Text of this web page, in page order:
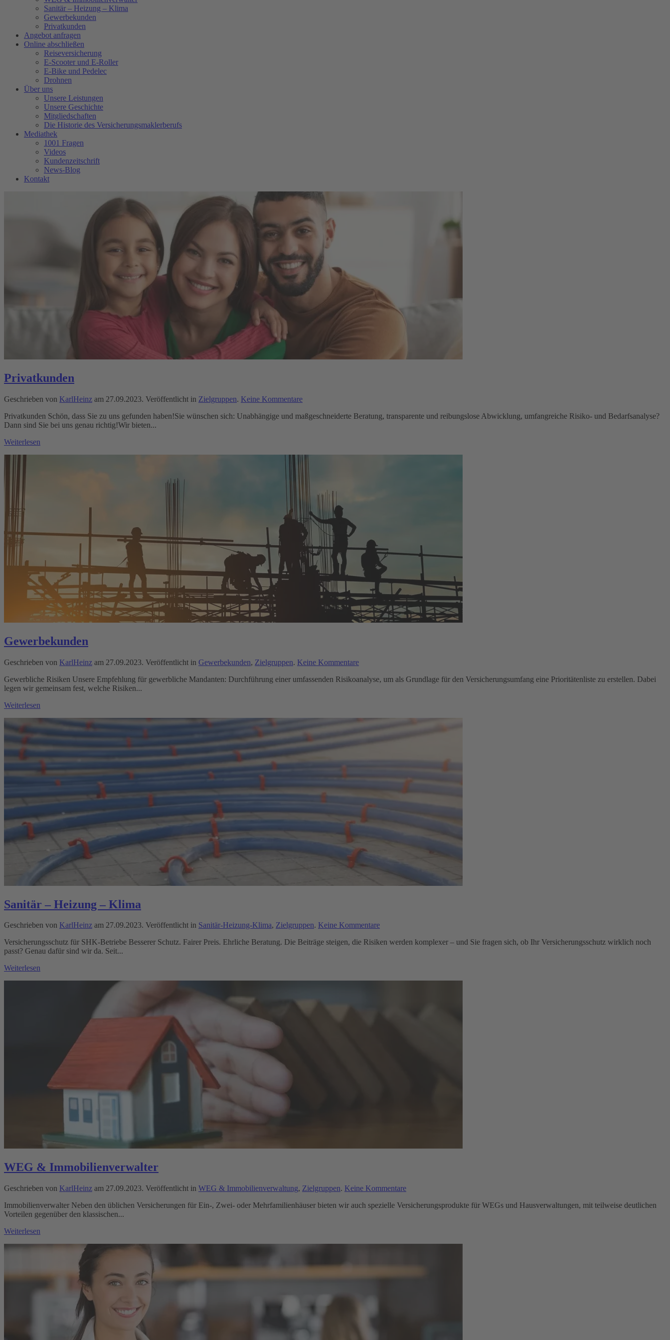
Sanitär – Heizung – Klima
Gewerbekunden
Privatkunden
Angebot anfragen
Online abschließen
Reiseversicherung
E-Scooter und E-Roller
E-Bike und Pedelec
Drohnen
Über uns
Unsere Leistungen
Unsere Geschichte
Mitgliedschaften
Die Historie des Versicherungsmaklerberufs
Mediathek
1001 Fragen
Videos
Kundenzeitschrift
News-Blog
Kontakt
Privatkunden
Geschrieben von KarlHeinz am 27.09.2023. Veröffentlicht in Zielgruppen. Keine Kommentarezu
Privatkunden Schön, dass Sie zu uns gefunden haben!Sie wünschen sich: Unabhängige und maßgeschneiderte Beratung, transparente und reibungslose Abwicklung, umfangreiche Risiko- und Bedarfsanalyse?
Dann sind Sie bei uns genau richtig!Wir bieten...
Weiterlesen
Gewerbekunden
Geschrieben von KarlHeinz am 27.09.2023. Veröffentlicht in Gewerbekunden, Zielgruppen. Keine Kommentarezu
Gewerbliche Risiken Unsere Empfehlung für gewerbliche Mandanten: Durchführung einer umfassenden Risikoanalyse, um als Grundlage für den Versicherungsumfang eine Prioritätenliste zu erstellen. Dabei
legen wir gemeinsam fest, welche Risiken...
Weiterlesen
Sanitär – Heizung – Klima
Geschrieben von KarlHeinz am 27.09.2023. Veröffentlicht in Sanitär-Heizung-Klima, Zielgruppen. Keine Kommentarezu
–
Versicherungsschutz für SHK-Betriebe Besserer Schutz. Fairer Preis. Ehrliche Beratung. Die Beiträge steigen, die Risiken werden komplexer – und Sie fragen sich, ob Ihr Versicherungsschutz wirklich noch
passt? Genau dafür sind wir da. Seit...
Weiterlesen
WEG & Immobilienverwalter
Geschrieben von KarlHeinz am 27.09.2023. Veröffentlicht in WEG & Immobilienverwaltung, Zielgruppen. Keine Kommentarezu
&
Immobilienverwalter Neben den üblichen Versicherungen für Ein-, Zwei- oder Mehrfamilienhäuser bieten wir auch spezielle Versicherungsprodukte für WEGs und Hausverwaltungen, mit teilweise deutlichen
Vorteilen gegenüber den klassischen...
Weiterlesen